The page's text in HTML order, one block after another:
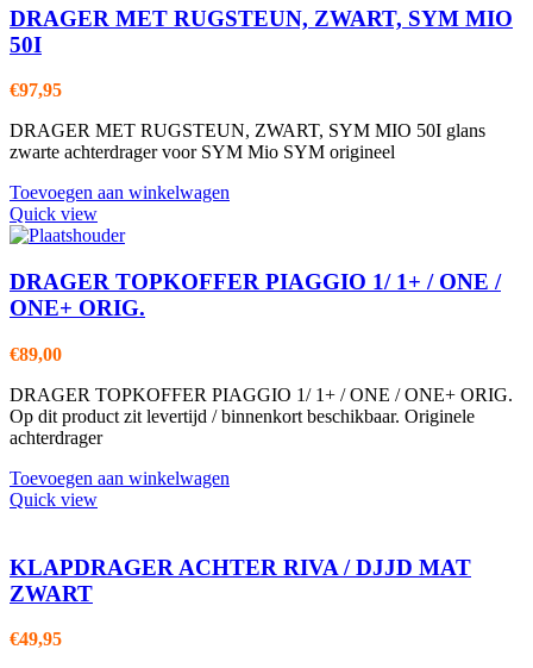
DRAGER MET RUGSTEUN, ZWART, SYM MIO
50I
€97,95
DRAGER MET RUGSTEUN, ZWART, SYM MIO 50I glans
zwarte achterdrager voor SYM Mio SYM origineel
Toevoegen aan winkelwagen
Quick view
DRAGER TOPKOFFER PIAGGIO 1/ 1+ / ONE /
ONE+ ORIG.
€89,00
DRAGER TOPKOFFER PIAGGIO 1/ 1+ / ONE / ONE+ ORIG.
Op dit product zit levertijd / binnenkort beschikbaar. Originele
achterdrager
Toevoegen aan winkelwagen
Quick view
KLAPDRAGER ACHTER RIVA / DJJD MAT
ZWART
€49,95